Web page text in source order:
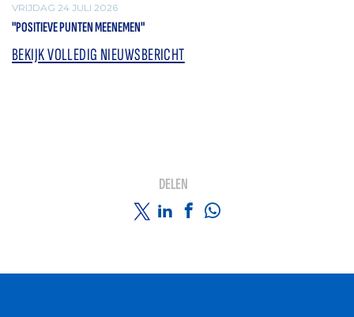
VRIJDAG 24 JULI 2026
"POSITIEVE PUNTEN MEENEMEN"
BEKIJK VOLLEDIG NIEUWSBERICHT
DELEN